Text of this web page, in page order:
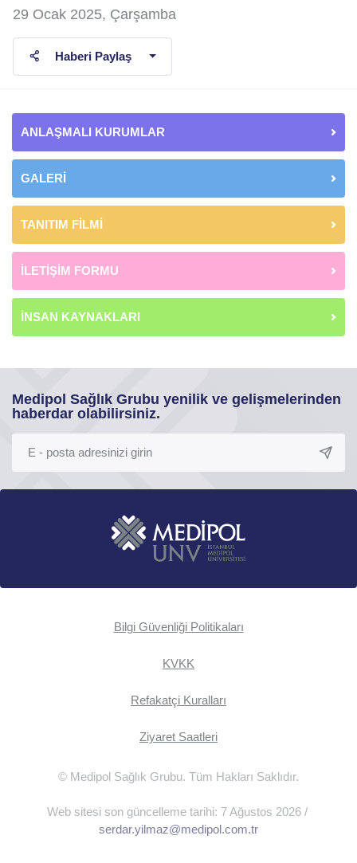
29 Ocak 2025, Çarşamba
Haberi Paylaş
ANLAŞMALI KURUMLAR
GALERİ
TANITIM FİLMİ
İLETİŞİM FORMU
İNSAN KAYNAKLARI
Medipol Sağlık Grubu yenilik ve gelişmelerinden
haberdar olabilirsiniz.
Bilgi Güvenliği Politikaları
KVKK
Refakatçi Kuralları
Ziyaret Saatleri
© Medipol Sağlık Grubu. Tüm Hakları Saklıdır.
Web sitesi son güncelleme tarihi: 7 Ağustos 2026 /
serdar.yilmaz@medipol.com.tr